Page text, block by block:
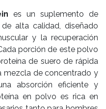
es un suplemento de
alta calidad, diseñado
y la recuperación
porción de este polvo
de suero de rápida
mezcla de concentrado y
absorción eficiente y
en polvo es rica en